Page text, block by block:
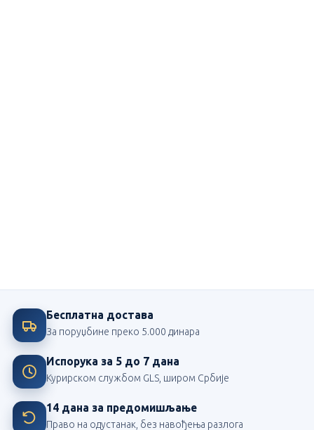
Бесплатна достава
За поруџбине преко 5.000 динара
Испорука за 5 до 7 дана
Курирском службом GLS, широм Србије
14 дана за предомишљање
Право на одустанак, без навођења разлога